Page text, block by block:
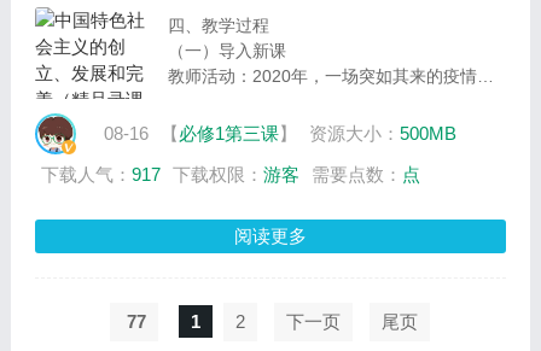
四、教学过程
（一）导入新课
教师活动：2020年，一场突如其来的疫情，
下，全国人民，众志成城，最终取得了抗击新
一起来探究我国成功抗击新冠肺炎疫情的启
立、发展和完善”这一课的知识中寻找到答
案。
课，并提出议题，有利于让更多学生参与到探
究活动的讨论中。
08-16 【必修1第三课】 资源大小： 500MB
下载人气： 917 下载权限： 游客 需要点数： 点
阅读更多
77 1 2 下一页 尾页